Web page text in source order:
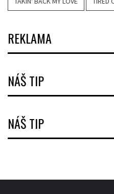
REKLAMA
NÁŠ TIP
NÁŠ TIP